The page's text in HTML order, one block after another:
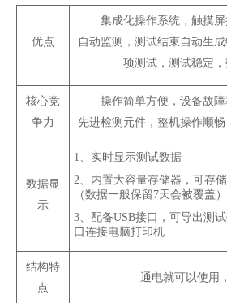
优点
集成化操作系统，触摸
自动监测，测试结束自动生
项测试，测试稳定
核心竞
争力
操作简单方便，设备故
先进检测元件，整机操作顺
数据显
示
1、 实时显示测试数据
2、 内置大容量存储器，可存
（数据一般保留7天会被覆盖）
3、 配备USB接口，可导出测
口连接电脑打印机
结构特
点
通电就可以使用